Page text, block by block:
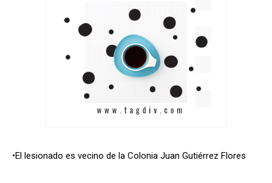
•El lesionado es vecino de la Colonia Juan Gutiérrez Flores